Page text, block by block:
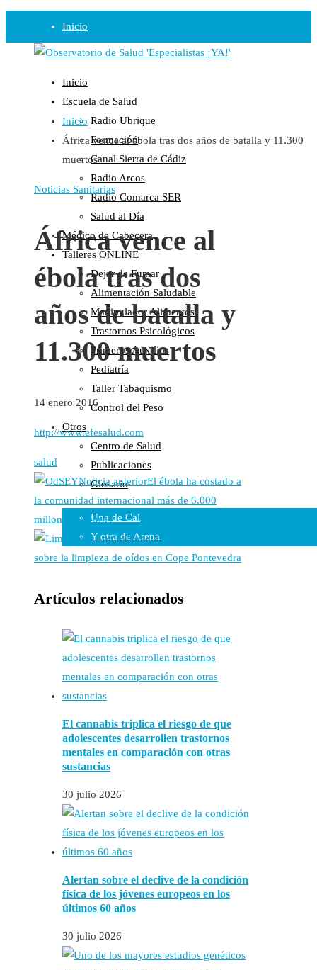
Inicio
Observatorio
Opinión
Radio
Guadalinfo Salud
Radio Guadalete
COPE Pontevedra
Salud en Radio Ubrique
Salud en Verano
Plataforma
Manifiestos
Comunicados
En nuestra Web
Colaboraciones
Cartas al Director
Medios de Comunicación
Otros
Vídeos
Audio
Cara Oscura Sanidad
Humor
Cal y Arena
Una de Cal
Y otra de Arena
Noticias Sanitarias
Enlaces
Inicio
Escuela de Salud
Radio Ubrique
Formación
Canal Sierra de Cádiz
Radio Arcos
Radio Comarca SER
Salud al Día
Médico de Cabecera
Talleres ONLINE
Dejar de Fumar
Alimentación Saludable
Manipulador Alimentos
Trastornos Psicológicos
Primeros Auxilios
Pediatría
Taller Tabaquismo
Control del Peso
Otros
Centro de Salud
Publicaciones
Glosario
Inicio
África vence al ébola tras dos años de batalla y 11.300
muertos
Noticias Sanitarias
África vence al
ébola tras dos
años de batalla y
11.300 muertos
14 enero 2016
http://www.efesalud.com
salud
Noticia anteriorEl ébola ha costado a
la comunidad internacional más de 6.000
millones de euros
Noticia posterior
sobre la limpieza de oídos en Cope Pontevedra
Artículos relacionados
El cannabis triplica el riesgo de que
adolescentes desarrollen trastornos
mentales en comparación con otras
sustancias
30 julio 2026
Alertan sobre el declive de la condición
física de los jóvenes europeos en los
últimos 60 años
30 julio 2026